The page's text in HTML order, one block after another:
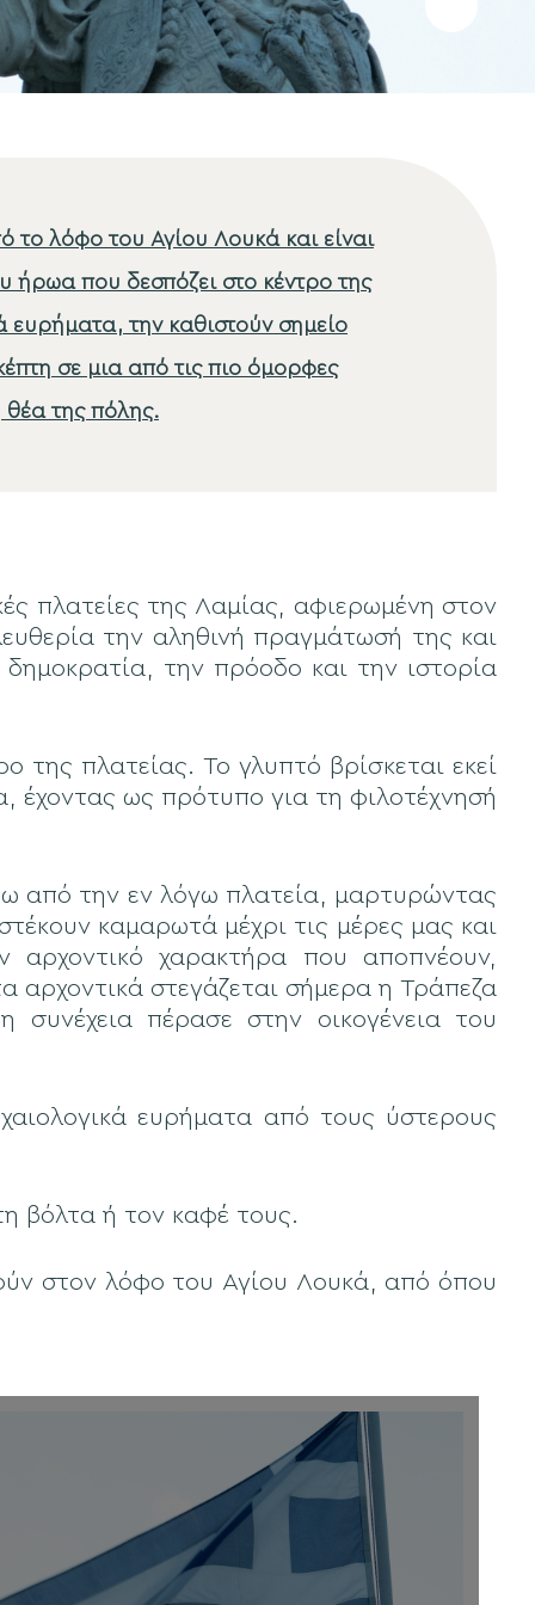
το λόφο του Αγίου Λουκά και είναι
ήρωα που δεσπόζει στο κέντρο της
ευρήματα, την καθιστούν σημείο
σε μια από τις πιο όμορφες
της πόλης.
πλατείες της Λαμίας, αφιερωμένη στον
την αληθινή πραγμάτωσή της και
την πρόοδο και την ιστορία
πλατείας. Το γλυπτό βρίσκεται εκεί
έχοντας ως πρότυπο για τη φιλοτέχνησή
από την εν λόγω πλατεία, μαρτυρώντας
καμαρωτά μέχρι τις μέρες μας και
αρχοντικό χαρακτήρα που αποπνέουν,
αρχοντικά στεγάζεται σήμερα η Τράπεζα
πέρασε στην οικογένεια του
ευρήματα από τους ύστερους
βόλτα ή τον καφέ τους.
στον λόφο του Αγίου Λουκά, από όπου